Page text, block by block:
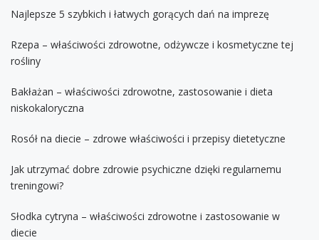
Najlepsze 5 szybkich i łatwych gorących dań na imprezę
Rzepa – właściwości zdrowotne, odżywcze i kosmetyczne tej
rośliny
Bakłażan – właściwości zdrowotne, zastosowanie i dieta
niskokaloryczna
Rosół na diecie – zdrowe właściwości i przepisy dietetyczne
Jak utrzymać dobre zdrowie psychiczne dzięki regularnemu
treningowi?
Słodka cytryna – właściwości zdrowotne i zastosowanie w
diecie